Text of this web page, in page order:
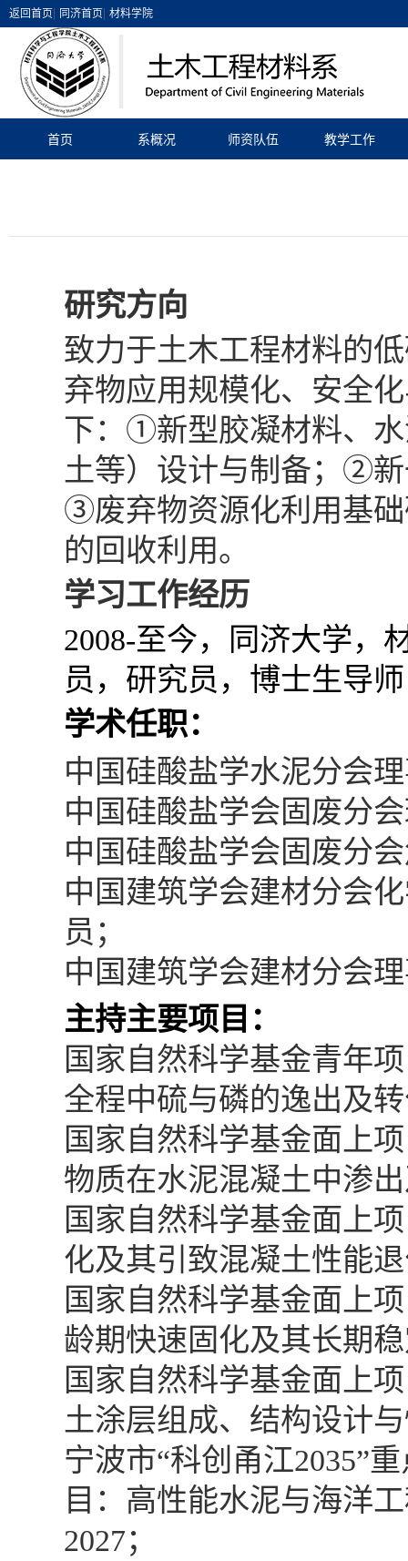
返回首页 同济首页 材料学院
首页 系概况 师资队伍 教学工作
研究方向
致力于土木工程材料的
弃物应用规模化、安全
下：①新型胶凝材料、
土等）设计与制备；②
③废弃物资源化利用基
的回收利用。
学习工作经历
2008-至今，同济大学，
员，研究员，博士生导师
学术任职：
中国硅酸盐学水泥分会
中国硅酸盐学会固废分
中国硅酸盐学会固废分
中国建筑学会建材分会
员；
中国建筑学会建材分会
主持主要项目：
国家自然科学基金青年
全程中硫与磷的逸出及
国家自然科学基金面上
物质在水泥混凝土中渗
国家自然科学基金面上
化及其引致混凝土性能
国家自然科学基金面上
龄期快速固化及其长期
国家自然科学基金面上
土涂层组成、结构设计
宁波市“科创甬江2035”
目：高性能水泥与海洋
2027；